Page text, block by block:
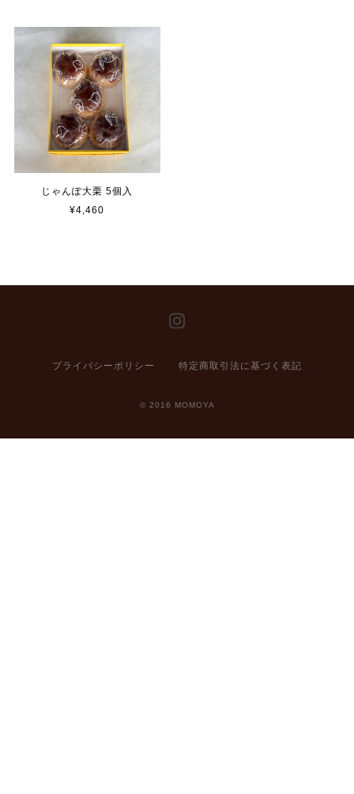
じゃんぽ大栗 5個入
¥4,460
プライバシーポリシー 特定商取引法に基づく表記
© 2016 MOMOYA